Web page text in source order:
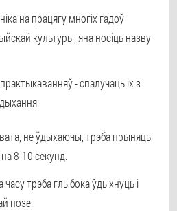
на працягу многіх гадоў
культуры, яна носіць назву
- спалучаць іх з
не ўдыхаючы, трэба прыняць
8-10 секунд.
часу трэба глыбока ўдыхнуць і
позе.